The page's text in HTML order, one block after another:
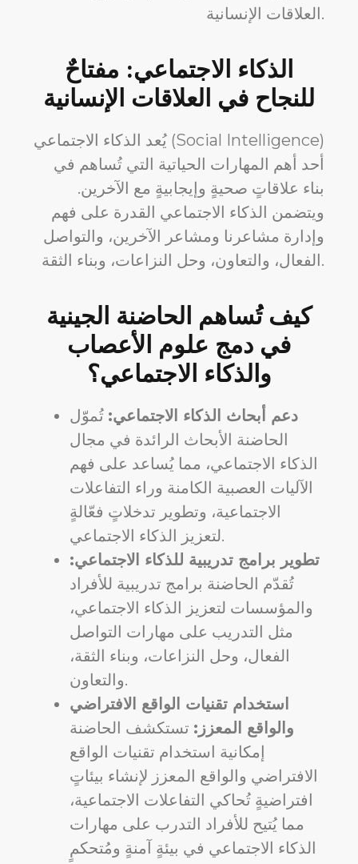
العلاقات الإنسانية.
الذكاء الاجتماعي: مفتاحٌ
للنجاح في العلاقات الإنسانية
يُعد الذكاء الاجتماعي (Social Intelligence)
أحد أهم المهارات الحياتية التي تُساهم في
بناء علاقاتٍ صحيةٍ وإيجابيةٍ مع الآخرين.
ويتضمن الذكاء الاجتماعي القدرة على فهم
وإدارة مشاعرنا ومشاعر الآخرين، والتواصل
الفعال، والتعاون، وحل النزاعات، وبناء الثقة.
كيف تُساهم الحاضنة الجينية
في دمج علوم الأعصاب
والذكاء الاجتماعي؟
دعم أبحاث الذكاء الاجتماعي: تُموّل
الحاضنة الأبحاث الرائدة في مجال
الذكاء الاجتماعي، مما يُساعد على فهم
الآليات العصبية الكامنة وراء التفاعلات
الاجتماعية، وتطوير تدخلاتٍ فعّالةٍ
لتعزيز الذكاء الاجتماعي.
تطوير برامج تدريبية للذكاء الاجتماعي:
تُقدّم الحاضنة برامج تدريبية للأفراد
والمؤسسات لتعزيز الذكاء الاجتماعي،
مثل التدريب على مهارات التواصل
الفعال، وحل النزاعات، وبناء الثقة،
والتعاون.
استخدام تقنيات الواقع الافتراضي
والواقع المعزز: تستكشف الحاضنة
إمكانية استخدام تقنيات الواقع
الافتراضي والواقع المعزز لإنشاء بيئاتٍ
افتراضيةٍ تُحاكي التفاعلات الاجتماعية،
مما يُتيح للأفراد التدرب على مهارات
الذكاء الاجتماعي في بيئةٍ آمنةٍ ومُتحكمٍ